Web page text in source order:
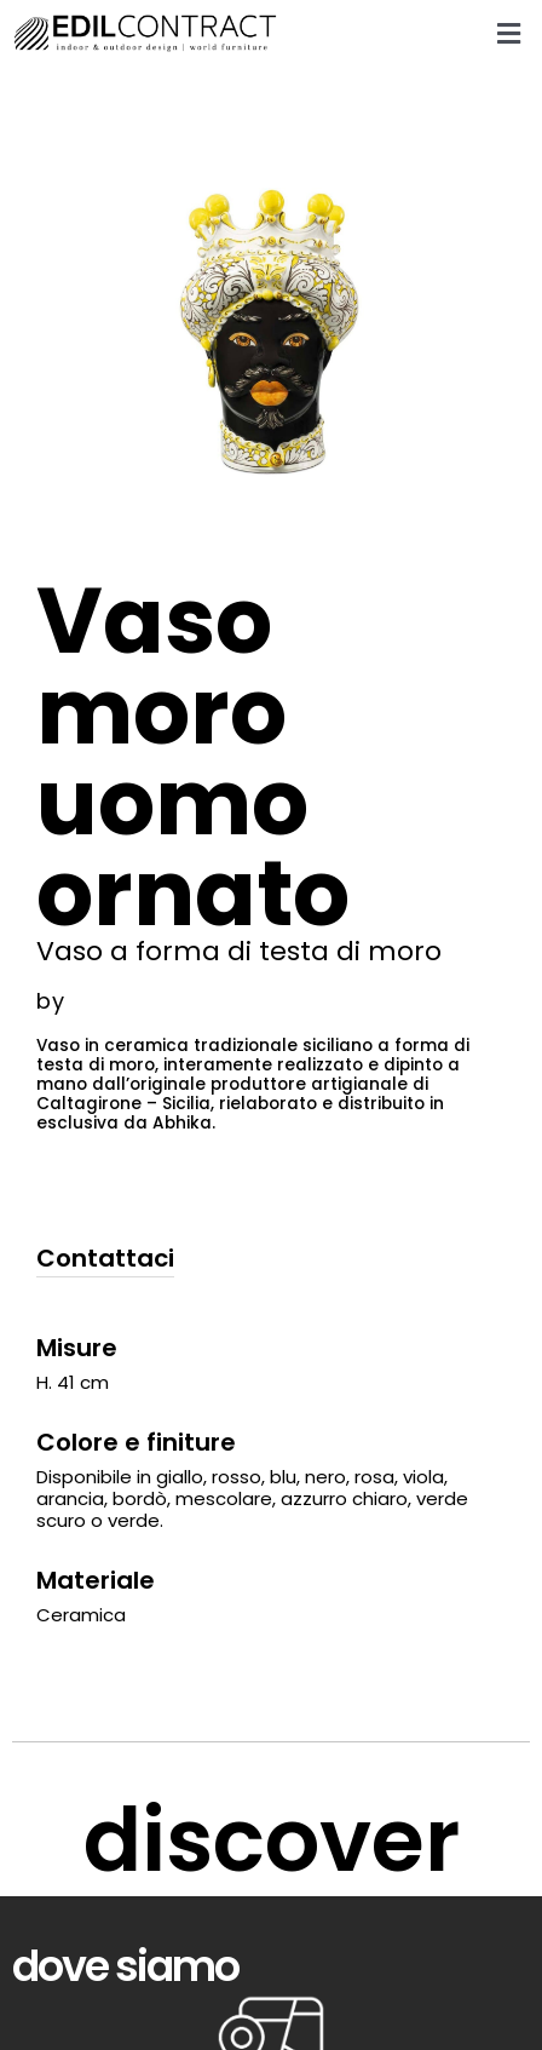
Vaso
moro
uomo
ornato
Vaso a forma di testa di moro
by
Vaso in ceramica tradizionale siciliano a forma di
testa di moro, interamente realizzato e dipinto a
mano dall’originale produttore artigianale di
Caltagirone – Sicilia, rielaborato e distribuito in
esclusiva da Abhika.
Contattaci
Misure
H. 41 cm
Colore e finiture
Disponibile in giallo, rosso, blu, nero, rosa, viola,
arancia, bordò, mescolare, azzurro chiaro, verde
scuro o verde.
Materiale
Ceramica
discover
dove siamo